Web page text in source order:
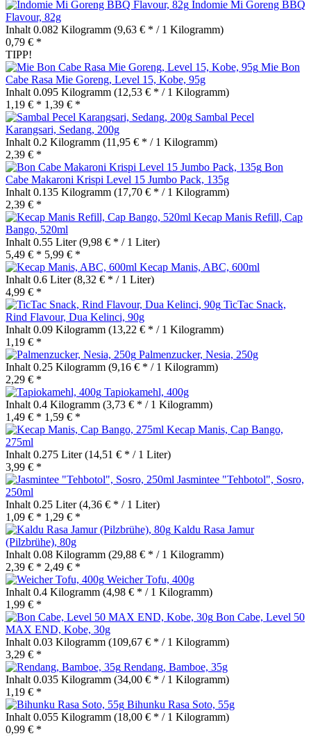
Indomie Mi Goreng BBQ
Flavour, 82g
Inhalt 0.082 Kilogramm (9,63 € * / 1 Kilogramm)
0,79 € *
TIPP!
Mie Bon
Cabe Rasa Mie Goreng, Level 15, Kobe, 95g
Inhalt 0.095 Kilogramm (12,53 € * / 1 Kilogramm)
1,19 € * 1,39 € *
Sambal Pecel
Karangsari, Sedang, 200g
Inhalt 0.2 Kilogramm (11,95 € * / 1 Kilogramm)
2,39 € *
Bon
Cabe Makaroni Krispi Level 15 Jumbo Pack, 135g
Inhalt 0.135 Kilogramm (17,70 € * / 1 Kilogramm)
2,39 € *
Kecap Manis Refill, Cap
Bango, 520ml
Inhalt 0.55 Liter(9,98 € * / 1 Liter)
5,49 € * 5,99 € *
Kecap Manis, ABC, 600ml
Inhalt 0.6 Liter(8,32 € * / 1 Liter)
4,99 € *
TicTac Snack,
Rind Flavour, Dua Kelinci, 90g
Inhalt 0.09 Kilogramm (13,22 € * / 1 Kilogramm)
1,19 € *
Palmenzucker, Nesia, 250g
Inhalt 0.25 Kilogramm (9,16 € * / 1 Kilogramm)
2,29 € *
Tapiokamehl, 400g
Inhalt 0.4 Kilogramm (3,73 € * / 1 Kilogramm)
1,49 € * 1,59 € *
Kecap Manis, Cap Bango,
275ml
Inhalt 0.275 Liter(14,51 € * / 1 Liter)
3,99 € *
Jasmintee "Tehbotol", Sosro,
250ml
Inhalt 0.25 Liter(4,36 € * / 1 Liter)
1,09 € * 1,29 € *
Kaldu Rasa Jamur
(Pilzbrühe), 80g
Inhalt 0.08 Kilogramm (29,88 € * / 1 Kilogramm)
2,39 € * 2,49 € *
Weicher Tofu, 400g
Inhalt 0.4 Kilogramm (4,98 € * / 1 Kilogramm)
1,99 € *
Bon Cabe, Level 50
MAX END, Kobe, 30g
Inhalt 0.03 Kilogramm (109,67 € * / 1 Kilogramm)
3,29 € *
Rendang, Bamboe, 35g
Inhalt 0.035 Kilogramm (34,00 € * / 1 Kilogramm)
1,19 € *
Bihunku Rasa Soto, 55g
Inhalt 0.055 Kilogramm (18,00 € * / 1 Kilogramm)
0,99 € *